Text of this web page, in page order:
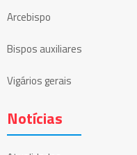
Arcebispo
Bispos auxiliares
Vigários gerais
Notícias